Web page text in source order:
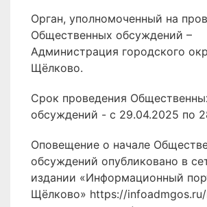
Орган, уполномоченный на
Общественных обсуждений –
Администрация городского
Щёлково.
Срок проведения
обсуждений - с 29.04.2025 по
Оповещение о начале
обсуждений опубликовано в
издании «Информационный
Щёлково» https://